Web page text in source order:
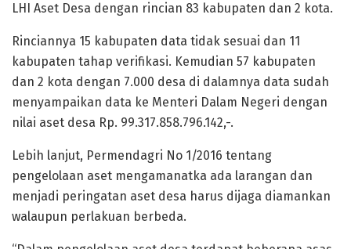
LHI Aset Desa dengan rincian 83 kabupaten dan 2 kota.
Rinciannya 15 kabupaten data tidak sesuai dan 11
kabupaten tahap verifikasi. Kemudian 57 kabupaten
dan 2 kota dengan 7.000 desa di dalamnya data sudah
menyampaikan data ke Menteri Dalam Negeri dengan
nilai aset desa Rp. 99.317.858.796.142,-.
Lebih lanjut, Permendagri No 1/2016 tentang
pengelolaan aset mengamanatka ada larangan dan
menjadi peringatan aset desa harus dijaga diamankan
walaupun perlakuan berbeda.